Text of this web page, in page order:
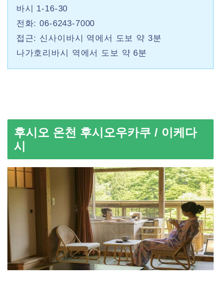
바시 1-16-30
전화: 06-6243-7000
접근: 신사이바시 역에서 도보 약 3분
나가호리바시 역에서 도보 약 6분
후시오 온천 후시오우카쿠 / 이케다
시